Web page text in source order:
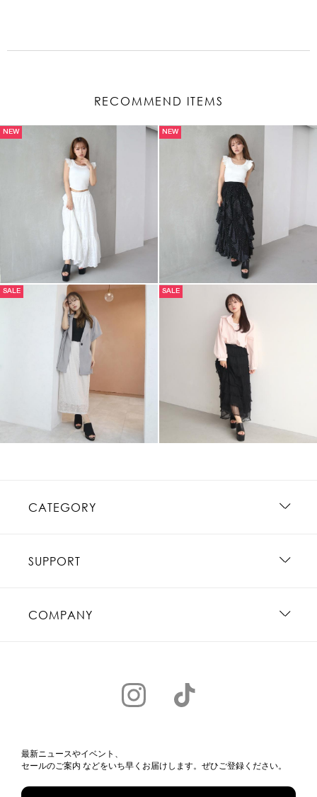
RECOMMEND ITEMS
NEW NEW
SALE SALE
CATEGORY
SUPPORT
COMPANY
最新ニュースやイベント、
セールのご案内 などをいち早くお届けします。ぜひご登録ください。